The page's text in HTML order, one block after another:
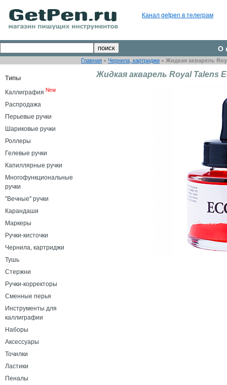
Канал getpen в телеграм
О
Главная » Чернила, картриджи » Жидкая акварель
Типы
Каллиграфия New
Распродажа
Перьевые ручки
Шариковые ручки
Роллеры
Гелевые ручки
Капиллярные ручки
Многофункциональные
ручки
"Вечные" ручки
Карандаши
Маркеры
Ручки-кисточки
Чернила, картриджи
Тушь
Стержни
Ручки-корректоры
Сменные перья
Инструменты для
каллиграфии
Наборы
Аксессуары
Точилки
Ластики
Пеналы
Жидкая акварель Royal Talens